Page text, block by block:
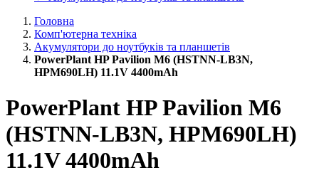
Головна
Комп'ютерна техніка
Акумулятори до ноутбуків та планшетів
PowerPlant HP Pavilion M6 (HSTNN-LB3N,
HPM690LH) 11.1V 4400mAh
PowerPlant HP Pavilion M6
(HSTNN-LB3N, HPM690LH)
11.1V 4400mAh